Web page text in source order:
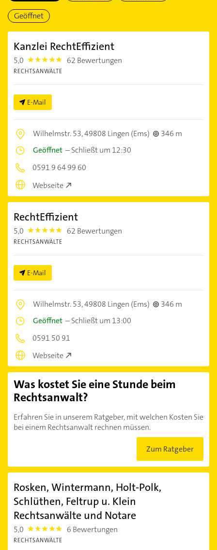
Geöffnet
Kanzlei RechtEffizient
5,0 5.0 62 Bewertungen
RECHTSANWÄLTE
E-Mail
Wilhelmstr. 53,49808 Lingen (Ems)
346 m
Geöffnet –Schließt um 12:30
0591 9 64 99 60
Webseite
RechtEffizient
5,0 5.0 62 Bewertungen
RECHTSANWÄLTE
E-Mail
Wilhelmstr. 53,49808 Lingen (Ems)
346 m
Geöffnet –Schließt um 13:00
0591 50 91
Webseite
Was kostet Sie eine Stunde beim
Rechtsanwalt?
Erfahren Sie in unserem Ratgeber, mit welchen Kosten Sie
bei einem Rechtsanwalt rechnen müssen.
Zum Ratgeber
Rosken, Wintermann, Holt-Polk,
Schlüthen, Feltrup u. Klein
Rechtsanwälte und Notare
5,0 5.0 6 Bewertungen
RECHTSANWÄLTE